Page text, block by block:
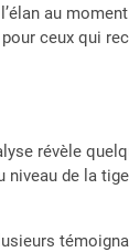
au
ceux qui
révèle
de la